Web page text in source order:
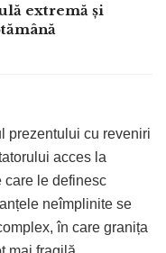
extremă și
prezentului cu reveniri
acces la
care le definesc
neîmplinite se
în care granița